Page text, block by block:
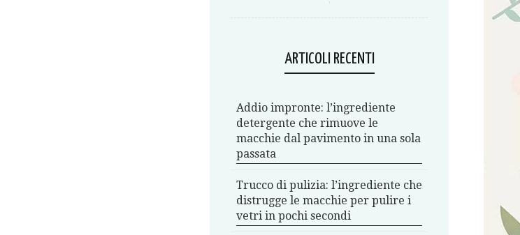
ARTICOLI RECENTI
Addio impronte: l’ingrediente
detergente che rimuove le
macchie dal pavimento in una sola
passata
Trucco di pulizia: l’ingrediente che
distrugge le macchie per pulire i
vetri in pochi secondi